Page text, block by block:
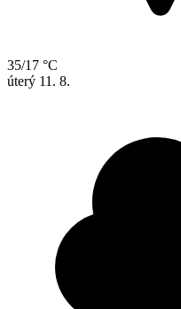
35/17 °C
úterý 11. 8.